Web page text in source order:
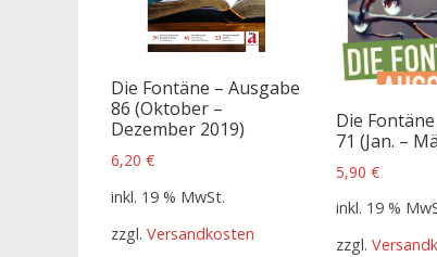
Die Fontäne – Ausgabe
86 (Oktober –
Dezember 2019)
6,20 €
inkl. 19 % MwSt.
zzgl. Versandkosten
Die
71 (Jan. –
5,90 €
inkl. 19 %
zzgl.